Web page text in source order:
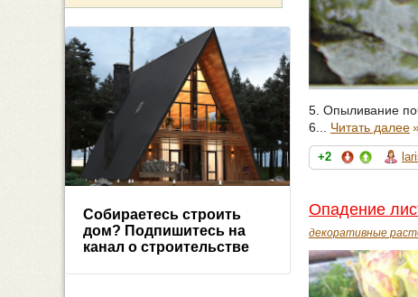
5. Опыливание
6... Читать далее
+2
Опадение
декоративные
Собираетесь строить
дом? Подпишитесь на
канал о строительстве